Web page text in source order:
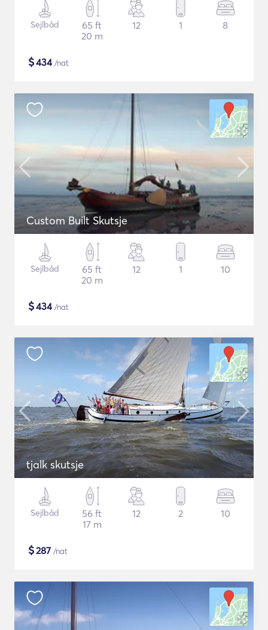
Sejlbåd
65 ft
20 m
12 1 8
$434/nat
Custom Built Skutsje
Sejlbåd
65 ft
20 m
12 1 10
$434/nat
tjalk skutsje
Sejlbåd
56 ft
17 m
12 2 10
$287 /nat